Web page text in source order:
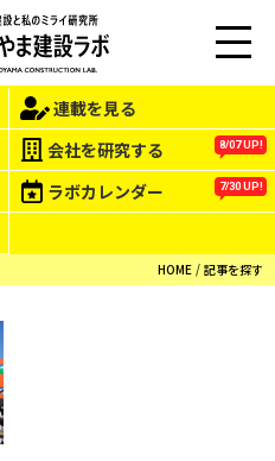
EN
連載を見る
会社を研究する 8/07 UP!
ラボカレンダー 7/30 UP!
HOME 記事を探す